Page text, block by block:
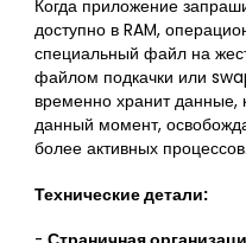
Когда приложение
доступно в RAM,
специальный файл на
файлом подкачки или
временно хранит данные,
данный момент,
более активных процессов.
Технические детали: